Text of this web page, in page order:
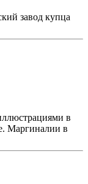
завод купца
в
Маргиналии в